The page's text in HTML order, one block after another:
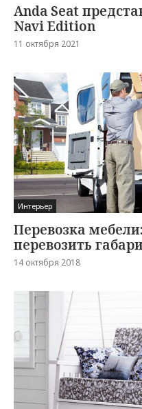
Anda Seat
Navi Edition
11 октября 2021
Интерьер
Перевозка
перевозить
14 октября 2018